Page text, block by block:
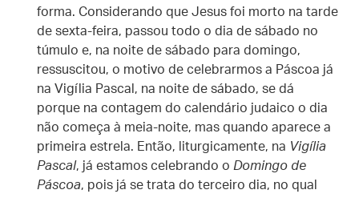
forma. Considerando que Jesus foi morto na tarde
de sexta-feira, passou todo o dia de sábado no
túmulo e, na noite de sábado para domingo,
ressuscitou, o motivo de celebrarmos a Páscoa já
na Vigília Pascal, na noite de sábado, se dá
porque na contagem do calendário judaico o dia
não começa à meia-noite, mas quando aparece a
primeira estrela. Então, liturgicamente, na Vigília
Pascal, já estamos celebrando o Domingo de
Páscoa, pois já se trata do terceiro dia, no qual